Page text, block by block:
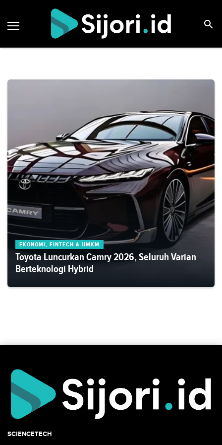
EKONOMI, FINTECH & UMKM
Toyota Luncurkan Camry 2026, Seluruh Varian
Berteknologi Hybrid
SCIENCETECH